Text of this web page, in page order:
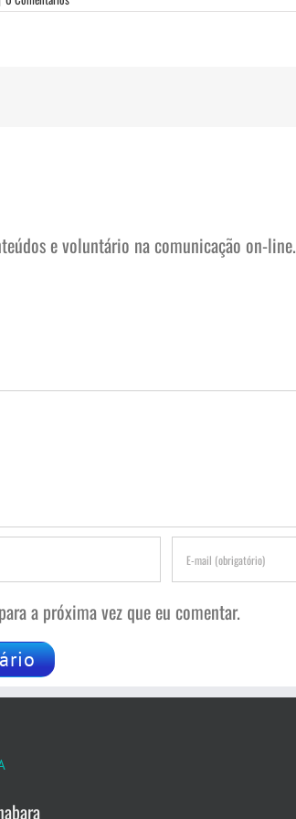
e voluntário na comunicação on-line.
a próxima vez que eu comentar.